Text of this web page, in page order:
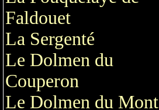
Faldouet
La Sergenté
Le Dolmen du
Couperon
Le Dolmen du Mont